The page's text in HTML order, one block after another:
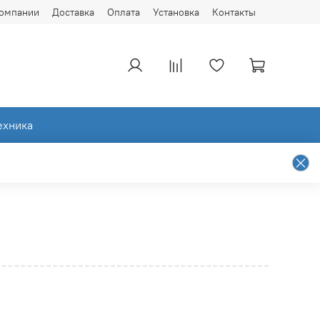
Доставка Оплата Установка Контакты